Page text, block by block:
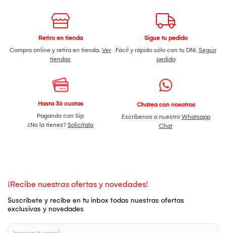
Retiro en tienda
Compra online y retira en tienda. Ver
tiendas
Sigue tu pedido
Fácil y rápido sólo con tu DNI. Seguir
pedido
Hasta 36 cuotas
Pagando con Sip
¿No la tienes? Solicítala
Chatea con nosotros
Escríbenos a nuestro Whatsapp
Chat
¡Recibe nuestras ofertas y novedades!
Suscríbete y recibe en tu inbox todas nuestras ofertas
exclusivas y novedades